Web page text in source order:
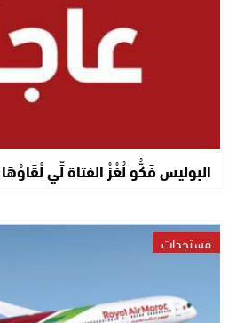
البوليس فَكُّو لُغْزْ الفتاة لِّي
مستجدات